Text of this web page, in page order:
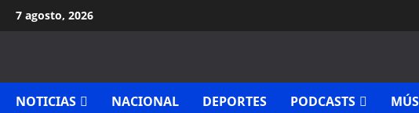
Skip
to
7 agosto, 2026
NOTICIAS NACIONAL DEPORTES PODCASTS